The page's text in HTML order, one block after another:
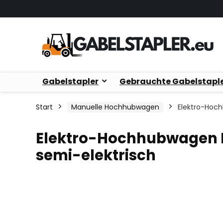
Gabelstapler Gebrauchte
Start Manuelle Hochhubwagen Elektro-
Elektro-Hochhubwagen
semi-elektrisch